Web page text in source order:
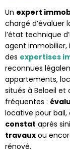
Un expert
chargé d’évaluer
l’état technique
agent immobilier,
des expertises
reconnues
appartements,
situés à Beloeil et
fréquentes :
locative pour bail,
constat après
travaux ou
rénové.